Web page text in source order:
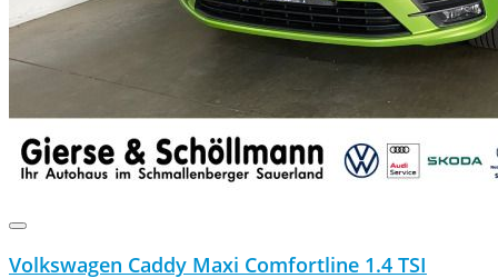
Volkswagen Caddy Maxi Comfortline 1.4 TSI